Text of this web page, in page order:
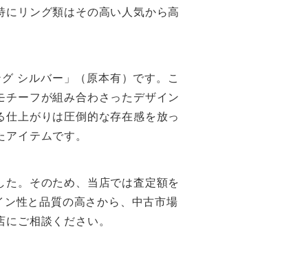
にリング類はその高い人気から高
シルバー」（原本有）です。こ
ーフが組み合わさったデザイン
上がりは圧倒的な存在感を放っ
イテムです。
。そのため、当店では査定額を
性と品質の高さから、中古市場
ご相談ください。